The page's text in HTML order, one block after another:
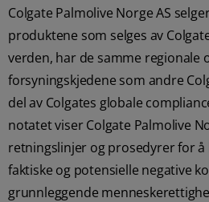
Colgate Palmolive Norge AS
produktene som selges av
verden, har de samme regionale
forsyningskjedene som andre
del av Colgates globale
notatet viser Colgate Palmolive
retningslinjer og prosedyrer for å
faktiske og potensielle negative
grunnleggende